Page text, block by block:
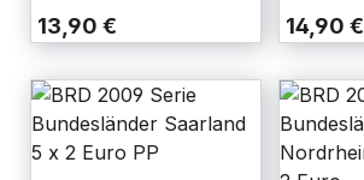
13,90 € 14,90 €